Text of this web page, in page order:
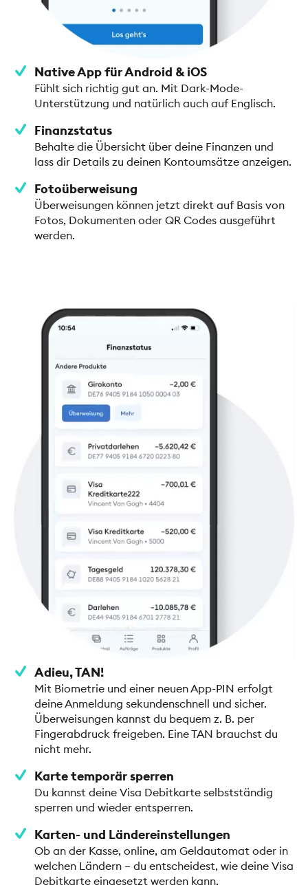
Native App für Android & iOS
Fühlt sich richtig gut an. Mit Dark-Mode-
Unterstützung und natürlich auch auf Englisch.
Finanzstatus
Behalte die Übersicht über deine Finanzen und
lass dir Details zu deinen Kontoumsätze anzeigen.
Fotoüberweisung
Überweisungen können jetzt direkt auf Basis von
Fotos, Dokumenten oder QR Codes ausgeführt
werden.
Adieu, TAN!
Mit Biometrie und einer neuen App-PIN erfolgt
deine Anmeldung sekundenschnell und sicher.
Überweisungen kannst du bequem z. B. per
Fingerabdruck freigeben. Eine TAN brauchst du
nicht mehr.
Karte temporär sperren
Du kannst deine Visa Debitkarte selbstständig
sperren und wieder entsperren.
Karten- und Ländereinstellungen
Ob an der Kasse, online, am Geldautomat oder in
welchen Ländern – du entscheidest, wie deine Visa
Debitkarte eingesetzt werden kann.